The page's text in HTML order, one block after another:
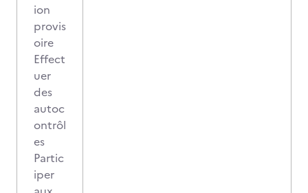
ion
provis
oire
Effect
uer
des
autoc
ontrôl
es
Partic
iper